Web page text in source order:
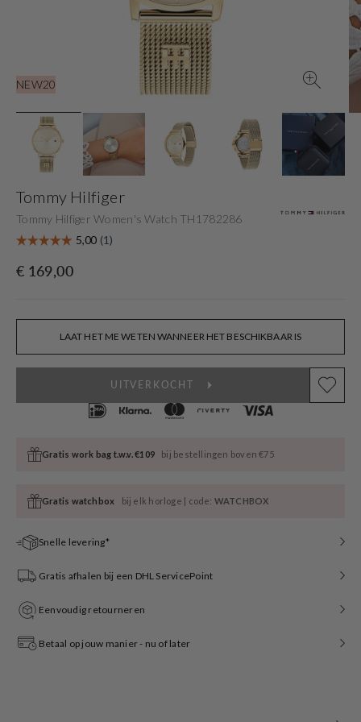
NEW20
view
Tommy Hilfiger
Tommy Hilfiger Women's Watch TH1782286
Originele
€ 169,00
LAAT HET ME WETEN WANNEER HET BESCHIKBAAR IS
UITVERKOCHT
Gratis work bag t.w.v. €109 bij bestellingen boven €75
Gratis watchbox bij elk horloge | code: WATCHBOX
Snelle levering*
Gratis afhalen bij een DHL ServicePoint
Eenvoudig retourneren
Betaal op jouw manier - nu of later